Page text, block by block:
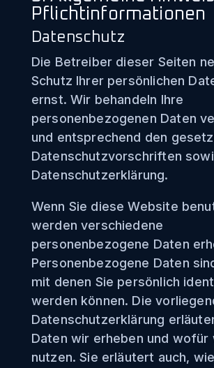
Pflicht­informationen
Datenschutz
Die Betreiber dieser Seiten
Schutz Ihrer persönlichen
ernst. Wir behandeln Ihre
personenbezogenen Daten
und entsprechend den
Datenschutzvorschriften
Datenschutzerklärung.
Wenn Sie diese Website
werden verschiedene
personenbezogene Daten
Personenbezogene Daten
mit denen Sie persönlich
werden können. Die
Datenschutzerklärung
Daten wir erheben und wofür
nutzen. Sie erläutert auch,